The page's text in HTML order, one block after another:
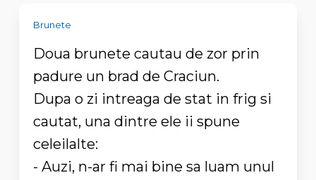
Brunete
Doua brunete cautau de zor prin
padure un brad de Craciun.
Dupa o zi intreaga de stat in frig si
cautat, una dintre ele ii spune
celeilalte:
- Auzi, n-ar fi mai bine sa luam unul